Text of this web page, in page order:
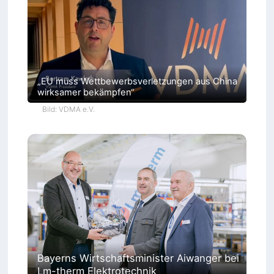
„EU muss Wettbewerbsverletzungen aus China
wirksamer bekämpfen“
Bild: VDMA e.V.
Bayerns Wirtschaftsminister Aiwanger bei
Lm-therm Elektrotechnik